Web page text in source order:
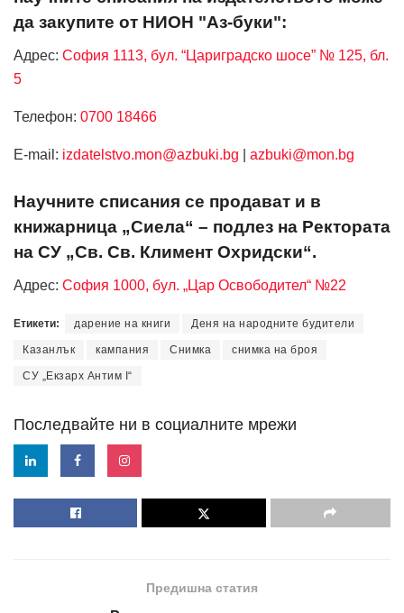
да закупите от НИОН "Аз-буки":
Адрес: София 1113, бул. “Цариградско шосе” № 125, бл.
5
Телефон: 0700 18466
Е-mail: izdatelstvo.mon@azbuki.bg azbuki@mon.bg
Научните списания се продават и в
книжарница „Сиела“ – подлез на Ректората
на СУ „Св. Св. Климент Охридски“.
Адрес: София 1000, бул. „Цар Освободител“ №22
Етикети: дарение на книги Деня на народните будители
Казанлък кампания Снимка снимка на броя
СУ „Екзарх Антим I“
Последвайте ни в социалните мрежи
Предишна статия